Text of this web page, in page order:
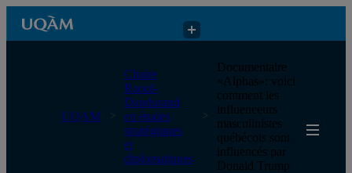
Chaire Raoul-Dandurand en études stratégiques et diplomatiques
UQAM
Chaire
Raoul-
Dandurand
en études
stratégiques
et
diplomatiques
Documentaire
«Alphas»: voici
comment les
influenceurs
masculinistes
québécois sont
influencés par
Donald Trump